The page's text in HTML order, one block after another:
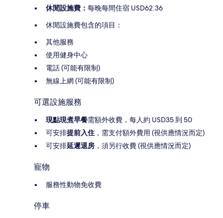
休閒設施費： 每晚每間住宿 USD62.36
休閒設施費包含的項目：
其他服務
使用健身中心
電話 (可能有限制)
無線上網 (可能有限制)
可選設施服務
現點現煮早餐需額外收費，每人約 USD35 到 50
可安排提前入住 ，需支付額外費用 (視供應情況而定)
可安排延遲退房 ，須另行收費 (視供應情況而定)
寵物
服務性動物免收費
停車